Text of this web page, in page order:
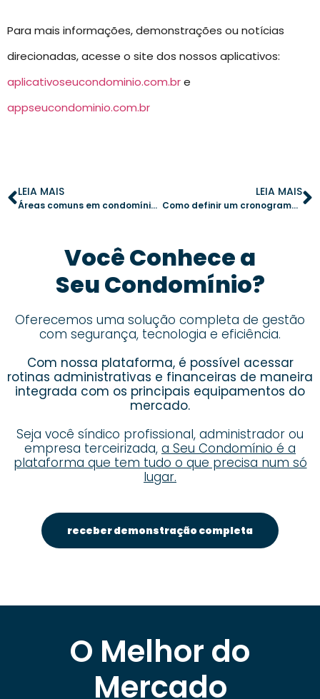
Para mais informações, demonstrações ou notícias
direcionadas, acesse o site dos nossos aplicativos:
aplicativoseucondominio.com.bre
appseucondominio.com.br
LEIA MAIS
Áreas comuns em condomínios: um guia prático
LEIA MAIS
Como definir um cronograma de atividades do síndico
Você Conhece a
Seu Condomínio?
Oferecemos uma solução completa de gestão
com segurança, tecnologia e eficiência.
Com nossa plataforma, é possível acessar
rotinas administrativas e financeiras de maneira
integrada com os principais equipamentos do
mercado.
Seja você síndico profissional, administrador ou
empresa terceirizada, a Seu Condomínio é a
plataforma que tem tudo o que precisa num só
lugar.
receber demonstração completa
O Melhor do
Mercado